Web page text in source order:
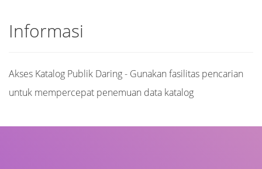
Informasi
Akses Katalog Publik Daring - Gunakan fasilitas pencarian
untuk mempercepat penemuan data katalog